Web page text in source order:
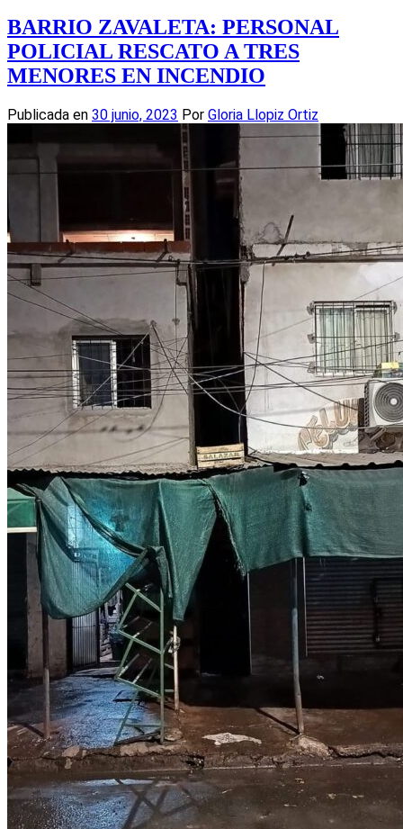
BARRIO ZAVALETA: PERSONAL
POLICIAL RESCATO A TRES
MENORES EN INCENDIO
Publicada en 30 junio, 2023 Por Gloria Llopiz Ortiz